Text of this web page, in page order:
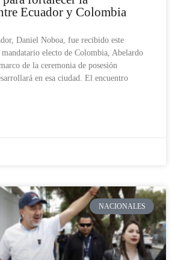
Ecuador y Colombia
Daniel Noboa, fue recibido este
electo de Colombia, Abelardo
de la ceremonia de posesión
en esa ciudad. El encuentro
NACIONALES